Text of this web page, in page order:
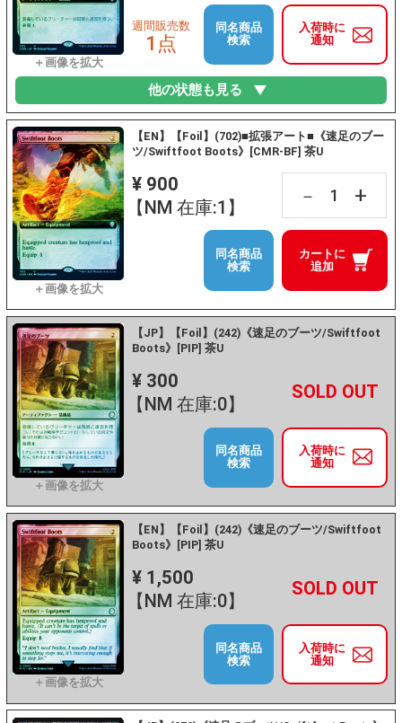
入荷時に
通知
週間販売数
1点
同名商品
検索
他の状態も見る
【EN】【Foil】(702)■拡張アート■《速足のブー
ツ/Swiftfoot Boots》[CMR-BF] 茶U
¥ 900
【NM 在庫:1】
－ +
カートに
追加
同名商品
検索
【JP】【Foil】(242)《速足のブーツ/Swiftfoot
Boots》[PIP] 茶U
¥ 300
【NM 在庫:0】
－ +
入荷時に
通知
同名商品
検索
【EN】【Foil】(242)《速足のブーツ/Swiftfoot
Boots》[PIP] 茶U
¥ 1,500
【NM 在庫:0】
－ +
入荷時に
通知
同名商品
検索